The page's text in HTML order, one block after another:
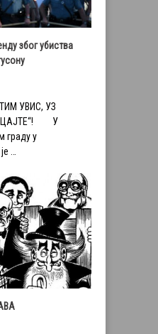
због убиства
УВИС, УЗ
У
граду у
…